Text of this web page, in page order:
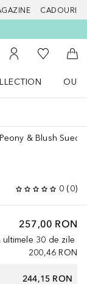
CADOURI
Găsire magazin
Către Contul meu
Către
& Blush
0 (0)
257,00 RON
30 de zile
200,46 RON
244,15 RON